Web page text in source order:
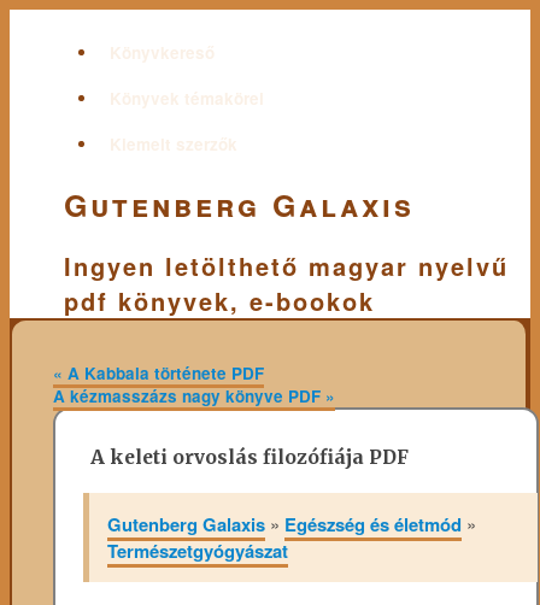
Könyvkereső
Könyvek témakörei
Kiemelt szerzők
Gutenberg Galaxis
Ingyen letölthető magyar nyelvű
pdf könyvek, e-bookok
« A Kabbala története PDF
A kézmasszázs nagy könyve PDF »
A keleti orvoslás filozófiája PDF
Gutenberg Galaxis » Egészség és életmód »
Természetgyógyászat